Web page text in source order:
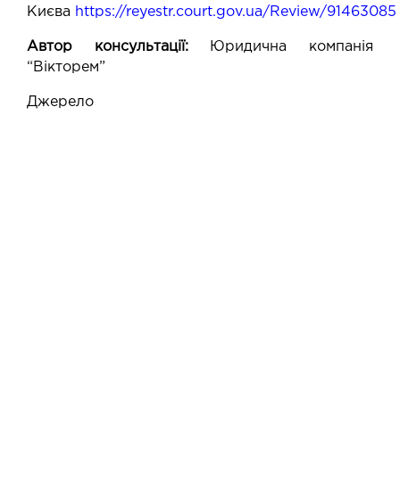
Києва https://reyestr.court.gov.ua/Review/91463085
Автор консультації:
Юридична компанія
“Вікторем”
Джерело